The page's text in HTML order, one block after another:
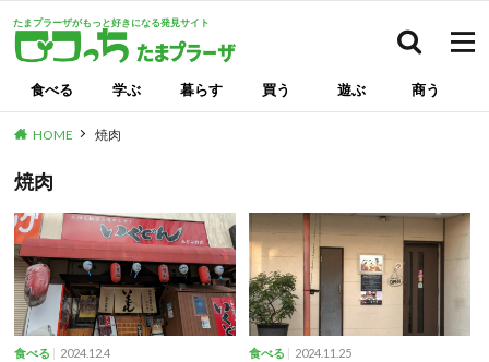
たまプラーザがもっと好きになる発見サイト
食べる 学ぶ 暮らす 買う 遊ぶ 商う
HOME 焼肉
焼肉
食べる 2024.12.4 食べる 2024.11.25